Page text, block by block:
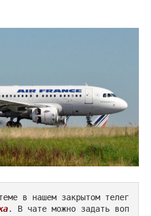
в нашем закрытом телег
. В чате можно задать воп